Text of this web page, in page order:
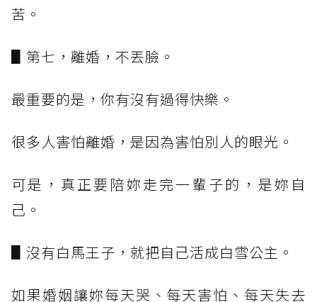
苦。
▋第七，離婚，不丟臉。
最重要的是，你有沒有過得快樂。
很多人害怕離婚，是因為害怕別人的眼光。
可是，真正要陪妳走完一輩子的，是妳自
己。
▋沒有白馬王子，就把自己活成白雪公主。
如果婚姻讓妳每天哭、每天害怕、每天失去